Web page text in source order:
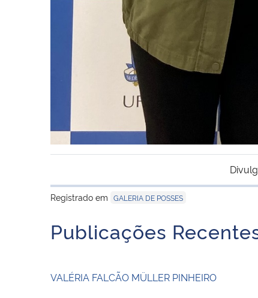
Registrado em GALERIA DE POSSES
Publicações
VALÉRIA FALCÃO MÜLLER PINHEIRO